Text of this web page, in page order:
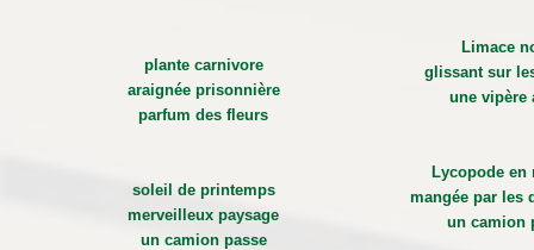
plante carnivore
araignée prisonnière
parfum des fleurs
soleil de printemps
merveilleux paysage
un camion passe
Limace
glissant sur
une vipère
Lycopode en
mangée par les
un camion